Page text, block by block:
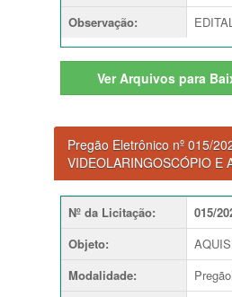
Observação:
Ver Arquivos para
Pregão Eletrônico nº 015/
VIDEOLARINGOSCÓPIO E
Nº da Licitação:
015/
Objeto:
Modalidade: